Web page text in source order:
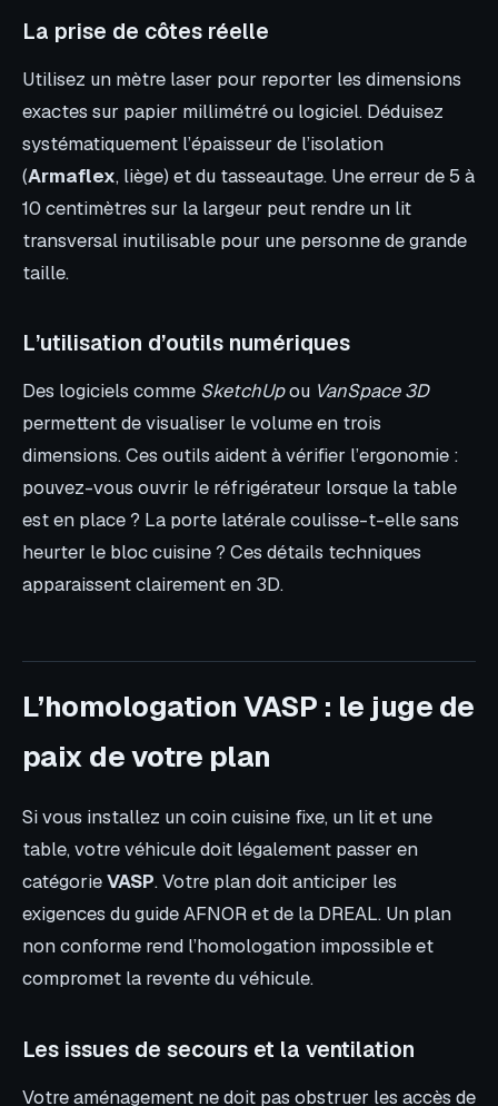
La prise de côtes réelle
Utilisez un mètre laser pour reporter les dimensions
exactes sur papier millimétré ou logiciel. Déduisez
systématiquement l’épaisseur de l’isolation
(Armaflex, liège) et du tasseautage. Une erreur de 5 à
10 centimètres sur la largeur peut rendre un lit
transversal inutilisable pour une personne de grande
taille.
L’utilisation d’outils numériques
Des logiciels comme SketchUpou VanSpace 3D
permettent de visualiser le volume en trois
dimensions. Ces outils aident à vérifier l’ergonomie :
pouvez-vous ouvrir le réfrigérateur lorsque la table
est en place ? La porte latérale coulisse-t-elle sans
heurter le bloc cuisine ? Ces détails techniques
apparaissent clairement en 3D.
L’homologation VASP : le juge de
paix de votre plan
Si vous installez un coin cuisine fixe, un lit et une
table, votre véhicule doit légalement passer en
catégorieVASP. Votre plan doit anticiper les
exigences du guide AFNOR et de la DREAL. Un plan
non conforme rend l’homologation impossible et
compromet la revente du véhicule.
Les issues de secours et la ventilation
Votre aménagement ne doit pas obstruer les accès de